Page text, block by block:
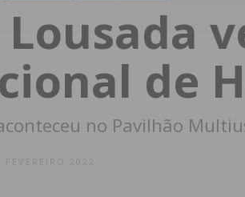
Lousada
de
no Pavilhão
FEVEREIRO 2022